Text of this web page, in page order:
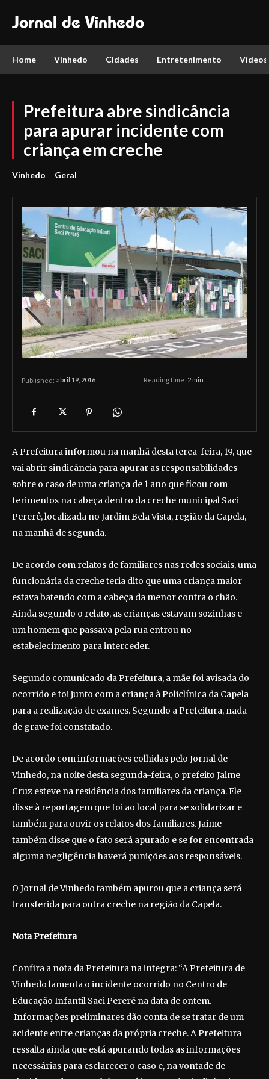
Jornal de Vinhedo
Home Vinhedo Cidades Entretenimento Vídeos
Prefeitura abre sindicância
para apurar incidente com
criança em creche
Vinhedo Geral
Published: abril 19, 2016 Reading time: 2 min.
A Prefeitura informou na manhã desta terça-feira, 19, que
vai abrir sindicância para apurar as responsabilidades
sobre o caso de uma criança de 1 ano que ficou com
ferimentos na cabeça dentro da creche municipal Saci
Pererê, localizada no Jardim Bela Vista, região da Capela,
na manhã de segunda.
De acordo com relatos de familiares nas redes sociais, uma
funcionária da creche teria dito que uma criança maior
estava batendo com a cabeça da menor contra o chão.
Ainda segundo o relato, as crianças estavam sozinhas e
um homem que passava pela rua entrou no
estabelecimento para interceder.
Segundo comunicado da Prefeitura, a mãe foi avisada do
ocorrido e foi junto com a criança à Policlínica da Capela
para a realização de exames. Segundo a Prefeitura, nada
de grave foi constatado.
De acordo com informações colhidas pelo Jornal de
Vinhedo, na noite desta segunda-feira, o prefeito Jaime
Cruz esteve na residência dos familiares da criança. Ele
disse à reportagem que foi ao local para se solidarizar e
também para ouvir os relatos dos familiares. Jaime
também disse que o fato será apurado e se for encontrada
alguma negligência haverá punições aos responsáveis.
O Jornal de Vinhedo também apurou que a criança será
transferida para outra creche na região da Capela.
Nota Prefeitura
Confira a nota da Prefeitura na integra: “A Prefeitura de
Vinhedo lamenta o incidente ocorrido no Centro de
Educação Infantil Saci Pererê na data de ontem.
Informações preliminares dão conta de se tratar de um
acidente entre crianças da própria creche. A Prefeitura
ressalta ainda que está apurando todas as informações
necessárias para esclarecer o caso e, na vontade de